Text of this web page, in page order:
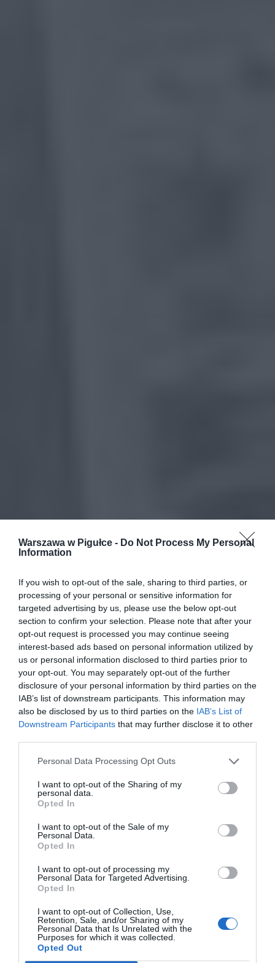
Warszawa w Pigułce - Do Not Process My Personal
Information
If you wish to opt-out of the sale, sharing to third parties, or
processing of your personal or sensitive information for
targeted advertising by us, please use the below opt-out
section to confirm your selection. Please note that after your
opt-out request is processed you may continue seeing
interest-based ads based on personal information utilized by
us or personal information disclosed to third parties prior to
your opt-out. You may separately opt-out of the further
disclosure of your personal information by third parties on the
IAB’s list of downstream participants. This information may
also be disclosed by us to third parties on the IAB’s List of
Downstream Participants that may further disclose it to other
Personal Data Processing Opt Outs
I want to opt-out of the Sharing of my
personal data.
Opted In
I want to opt-out of the Sale of my
Personal Data.
Opted In
I want to opt-out of processing my
Personal Data for Targeted Advertising.
Opted In
I want to opt-out of Collection, Use,
Retention, Sale, and/or Sharing of my
Personal Data that Is Unrelated with the
Purposes for which it was collected.
Opted Out